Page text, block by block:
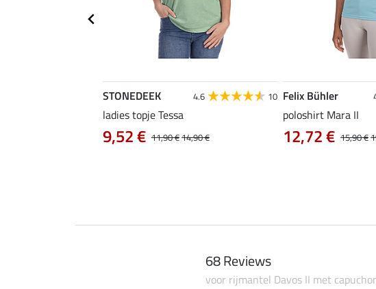
STONEDEEK 4.6 10
ladies topje Tessa
11,90 €14,90 €
9,52 €
Felix Bühler
poloshirt Mara II
15,90 €
12,72 €
68 Reviews
voor rijmantel Davos II met